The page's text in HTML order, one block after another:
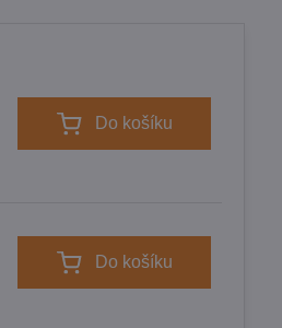
Do košíku
Do košíku